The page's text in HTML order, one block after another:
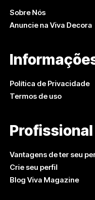
Sobre Nós
Anuncie na Viva Decora
Política de Privacidade
Termos de uso
Profissional
Vantagens de ter seu
Crie seu perfil
Blog Viva Magazine